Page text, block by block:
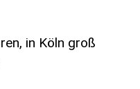
in Köln groß